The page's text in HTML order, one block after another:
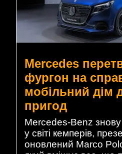
Mercedes
фургон на
мобільний дім
пригод
Mercedes-Benz знову
у світі кемперів,
оновлений Marco